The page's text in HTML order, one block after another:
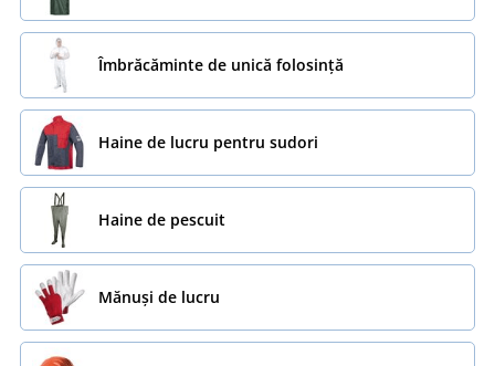
Îmbrăcăminte de unică folosință
Haine de lucru pentru sudori
Haine de pescuit
Mănuși de lucru